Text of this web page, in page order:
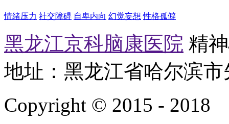
情绪压力 社交障碍 自卑内向 幻觉妄想 性格孤僻
黑龙江京科脑康医院 精
地址：黑龙江省哈尔滨
Copyright © 2015 - 2018